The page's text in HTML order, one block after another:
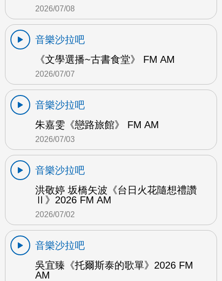
2026/07/08
音樂沙拉吧
《文學選播~古書食堂》 FM AM
2026/07/07
音樂沙拉吧
朱嘉雯《戀路旅館》 FM AM
2026/07/03
音樂沙拉吧
洪敬婷 坂橋矢波《台日火花隨想禮讚
Ⅱ》2026 FM AM
2026/07/02
音樂沙拉吧
吳宜臻《托爾斯泰的歌單》2026 FM
AM